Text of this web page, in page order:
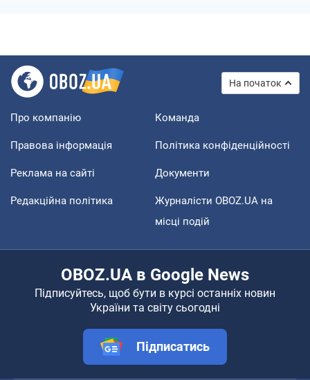
На початок
Про компанію Команда
Правова інформація Політика конфіденційності
Реклама на сайті Документи
Редакційна політика
Журналісти OBOZ.UA на
місці подій
OBOZ.UA в Google News
Підписуйтесь, щоб бути в курсі останніх новин
України та світу сьогодні
Підписатись